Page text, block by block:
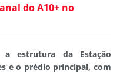
do A10+ no
a estrutura da Estação
e o prédio principal, com